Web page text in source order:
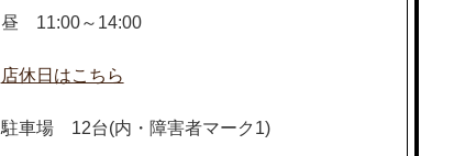
昼 11:00～14:00
店休日はこちら
駐車場 12台(内・障害者マーク1)